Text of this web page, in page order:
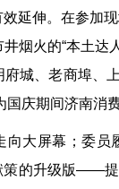
延伸。在参加
烟火的“本土达
城、老商埠、
国庆期间济南消
向大屏幕；委员
策的升级版——